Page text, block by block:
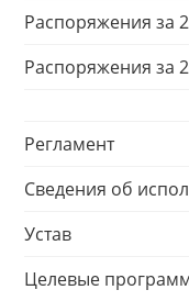
Распоряжения за
Распоряжения за
Регламент
Сведения об
Устав
Целевые